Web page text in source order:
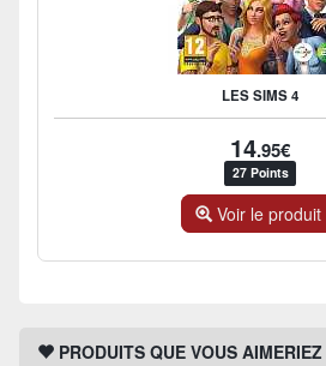
LES SIMS 4
14.95€
27 Points
Voir le produit
PRODUITS QUE VOUS